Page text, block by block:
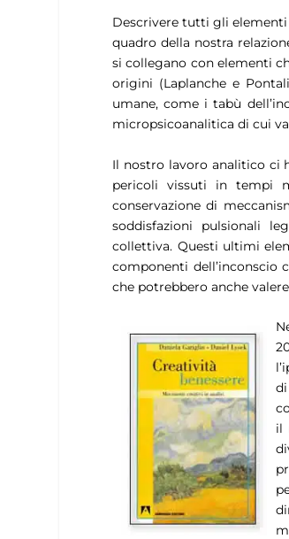
Descrivere tutti gli elementi
quadro della nostra
si collegano con elementi
origini (Laplanche e
umane, come i tabù
micropsicoanalitica di cui
Il nostro lavoro analitico ci
pericoli vissuti in tempi
conservazione di
soddisfazioni pulsionali
collettiva. Questi ultimi
componenti dell’inconscio
che potrebbero anche
il